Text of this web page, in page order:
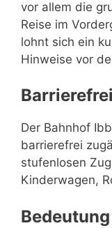
vor allem die
Reise im
lohnt sich ein
Hinweise vor
Der Bahnhof
barrierefrei
stufenlosen
Kinderwagen,